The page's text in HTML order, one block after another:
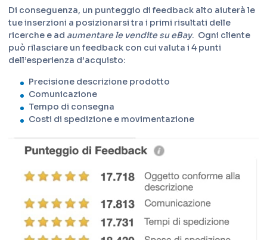
Di conseguenza, un punteggio di feedback alto aiuterà le
tue inserzioni a posizionarsi tra i primi risultati delle
ricerche e ad aumentare le vendite su eBay. Ogni cliente
può rilasciare un feedback con cui valuta i 4 punti
dell’esperienza d’acquisto:
Precisione descrizione prodotto
Comunicazione
Tempo di consegna
Costi di spedizione e movimentazione